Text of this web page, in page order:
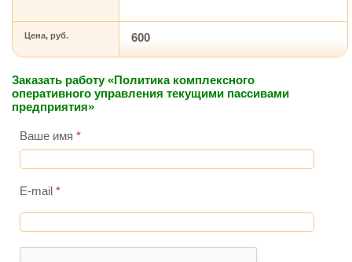
Цена, руб. 600
Заказать работу «Политика комплексного
оперативного управления текущими пассивами
предприятия»
Ваше имя *
E-mail *